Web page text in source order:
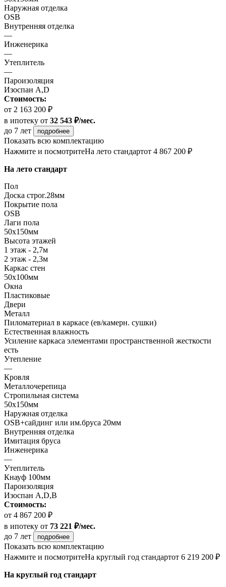
Наружная отделка
OSB
Внутренняя отделка
—
Инженерика
—
Утеплитель
—
Пароизоляция
Изоспан A,D
Стоимость:
от 2 163 200 ₽
в ипотеку от 32 543 ₽/мес.
до 7 лет
подробнее
Показать всю комплектацию
Нажмите и посмотритеНа лето стандартот 4 867 200 ₽
На лето стандарт
Пол
Доска строг.28мм
Покрытие пола
OSB
Лаги пола
50х150мм
Высота этажей
1 этаж - 2,7м
2 этаж - 2,3м
Каркас стен
50х100мм
Окна
Пластиковые
Двери
Металл
Пиломатериал в каркасе (ев/камерн. сушки)
Естественная влажность
Усиление каркаса элементами пространственной жесткости
есть
Утепление
—
Кровля
Металлочерепица
Стропильная система
50х150мм
Наружная отделка
OSB+сайдинг или им.бруса 20мм
Внутренняя отделка
Имитация бруса
Инженерика
—
Утеплитель
Кнауф 100мм
Пароизоляция
Изоспан А,D,B
Стоимость:
от 4 867 200 ₽
в ипотеку от 73 221 ₽/мес.
до 7 лет
подробнее
Показать всю комплектацию
Нажмите и посмотритеНа круглый год стандартот 6 219 200 ₽
На круглый год стандарт